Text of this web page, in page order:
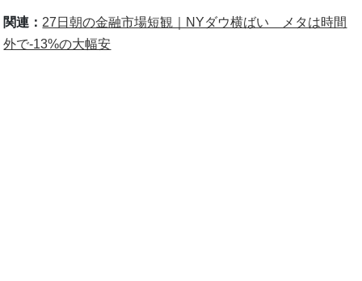
関連： 27日朝の金融市場短観｜NYダウ横ばい メタは時間
外で-13%の大幅安